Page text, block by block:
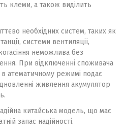
клеми, а також виділить
необхідних систем, таких як
системи вентиляції,
неможлива без
При відключенні споживача
атематичному режимі подає
живлення акумулятор
китайська модель, що має
запас надійності.